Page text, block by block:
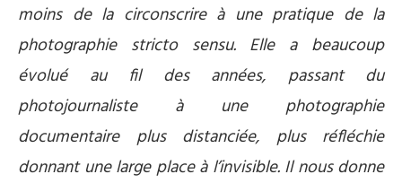
moins de la circonscrire à une pratique de la
photographie stricto sensu. Elle a beaucoup
évolué au fil des années, passant du
photojournaliste à une photographie
documentaire plus distanciée, plus réfléchie
donnant une large place à l’invisible. Il nous donne